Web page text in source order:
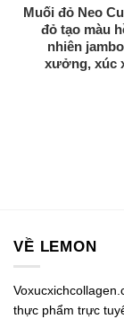
Muối đỏ Neo
đỏ tạo màu
nhiên
xưởng, xúc
VỀ LEMON
thực phẩm trực